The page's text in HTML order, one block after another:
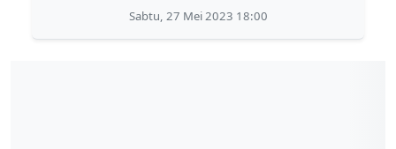
Sabtu, 27 Mei 2023 18:00